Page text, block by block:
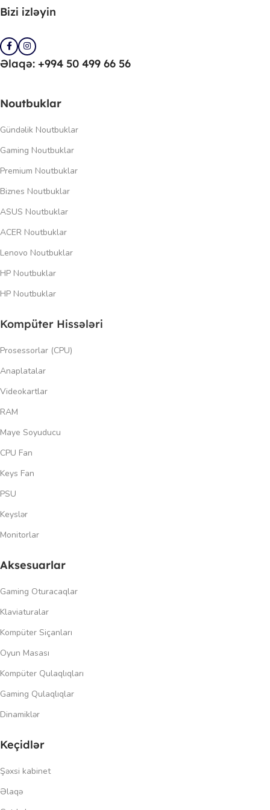
Bizi izləyin
Əlaqə: +994 50 499 66 56
Noutbuklar
Gündəlik Noutbuklar
Gaming Noutbuklar
Premium Noutbuklar
Biznes Noutbuklar
ASUS Noutbuklar
ACER Noutbuklar
Lenovo Noutbuklar
HP Noutbuklar
HP Noutbuklar
Kompüter Hissələri
Prosessorlar (CPU)
Anaplatalar
Videokartlar
RAM
Maye Soyuducu
CPU Fan
Keys Fan
PSU
Keyslər
Monitorlar
Aksesuarlar
Gaming Oturacaqlar
Klaviaturalar
Kompüter Siçanları
Oyun Masası
Kompüter Qulaqlıqları
Gaming Qulaqlıqlar
Dinamiklər
Keçidlər
Şəxsi kabinet
Əlaqə